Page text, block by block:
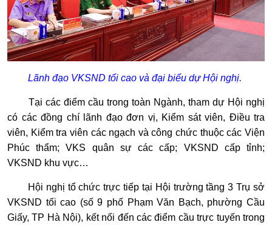
Lãnh đạo VKSND tối cao và đại biểu dự Hội nghị.
Tại các điểm cầu trong toàn Ngành, tham dự Hội nghị
có các đồng chí lãnh đạo đơn vị, Kiểm sát viên, Điều tra
viên, Kiểm tra viên các ngạch và công chức thuộc các Viện
Phúc thẩm; VKS quân sự các cấp; VKSND cấp tỉnh;
VKSND khu vực…
Hội nghị tổ chức trực tiếp tại Hội trường tầng 3 Trụ sở
VKSND tối cao (số 9 phố Phạm Văn Bạch, phường Cầu
Giấy, TP Hà Nội), kết nối đến các điểm cầu trực tuyến trong